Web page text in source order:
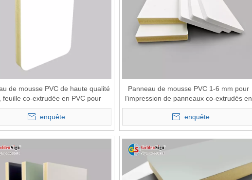
de mousse PVC de haute qualité
feuille co-extrudée en PVC pour
armoire
enquête
Panneau de mousse PVC 1-6 mm pour
l'impression de panneaux co-extrudés en
PVC Extrusion Forex
enquête